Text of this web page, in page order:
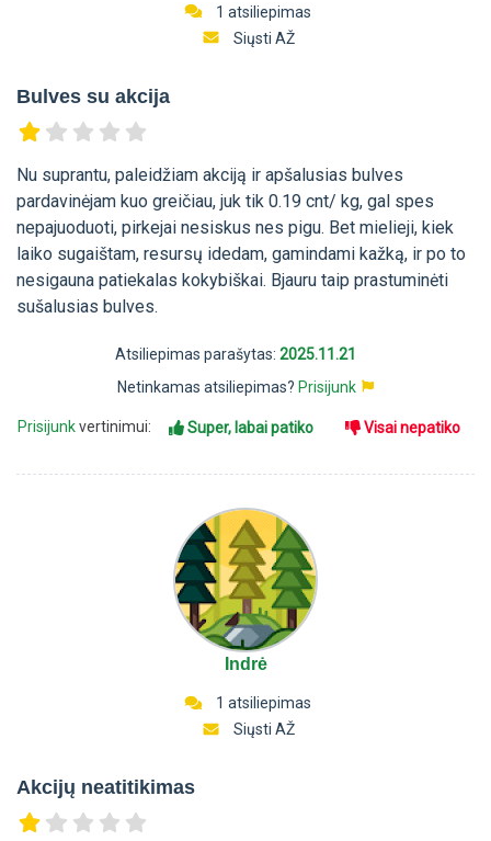
1 atsiliepimas
Siųsti AŽ
Bulves su akcija
Nu suprantu, paleidžiam akciją ir apšalusias bulves
pardavinėjam kuo greičiau, juk tik 0.19 cnt/ kg, gal spes
nepajuoduoti, pirkejai nesiskus nes pigu. Bet mielieji, kiek
laiko sugaištam, resursų idedam, gamindami kažką, ir po to
nesigauna patiekalas kokybiškai. Bjauru taip prastuminėti
sušalusias bulves.
Atsiliepimas parašytas: 2025.11.21
Netinkamas atsiliepimas? Prisijunk
Prisijunkvertinimui: Super, labai patiko Visai nepatiko
Indrė
1 atsiliepimas
Siųsti AŽ
Akcijų neatitikimas